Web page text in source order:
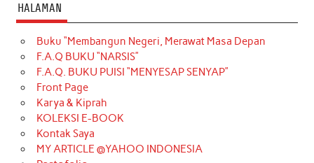
HALAMAN
Buku “Membangun Negeri, Merawat Masa Depan
F.A.Q BUKU “NARSIS”
F.A.Q. BUKU PUISI “MENYESAP SENYAP”
Front Page
Karya & Kiprah
KOLEKSI E-BOOK
Kontak Saya
MY ARTICLE @YAHOO INDONESIA